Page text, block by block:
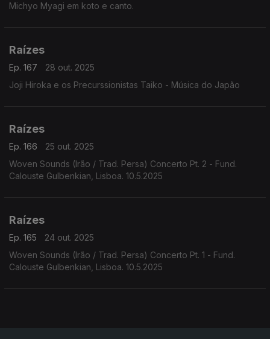
Michyo Myagi em koto e canto.
Raízes
Ep. 167
28 out. 2025
Joji Hiroka e os Precurssionistas Taiko - Música do Japão
Raízes
Ep. 166
25 out. 2025
Woven Sounds (Irão / Trad. Persa) Concerto Pt. 2 - Fund.
Calouste Gulbenkian, Lisboa. 10.5.2025
Raízes
Ep. 165
24 out. 2025
Woven Sounds (Irão / Trad. Persa) Concerto Pt. 1 - Fund.
Calouste Gulbenkian, Lisboa. 10.5.2025